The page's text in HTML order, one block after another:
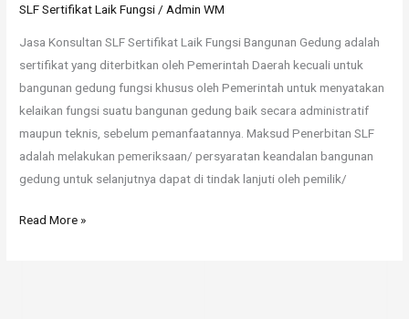
SLF Sertifikat Laik Fungsi / Admin WM
Jasa Konsultan SLF Sertifikat Laik Fungsi Bangunan Gedung adalah
sertifikat yang diterbitkan oleh Pemerintah Daerah kecuali untuk
bangunan gedung fungsi khusus oleh Pemerintah untuk menyatakan
kelaikan fungsi suatu bangunan gedung baik secara administratif
maupun teknis, sebelum pemanfaatannya. Maksud Penerbitan SLF
adalah melakukan pemeriksaan/ persyaratan keandalan bangunan
gedung untuk selanjutnya dapat di tindak lanjuti oleh pemilik/
Read More »